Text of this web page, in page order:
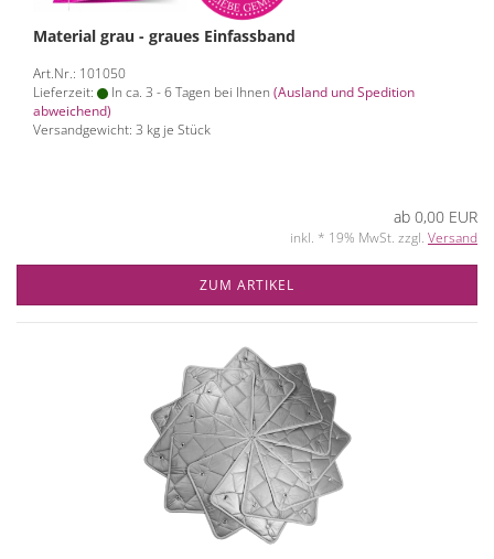
Material grau - graues Einfassband
Art.Nr.: 101050
Lieferzeit:
In ca. 3 - 6 Tagen bei Ihnen (Ausland und Spedition
abweichend)
Versandgewicht: 3 kg je Stück
ab 0,00 EUR
inkl. * 19% MwSt. zzgl. Versand
ZUM ARTIKEL